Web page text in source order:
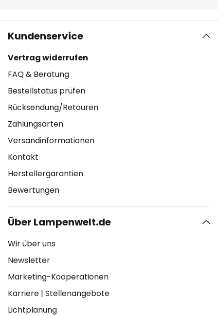
Kundenservice
Vertrag widerrufen
FAQ & Beratung
Bestellstatus prüfen
Rücksendung/Retouren
Zahlungsarten
Versandinformationen
Kontakt
Herstellergarantien
Bewertungen
Über Lampenwelt.de
Wir über uns
Newsletter
Marketing-Kooperationen
Karriere | Stellenangebote
Lichtplanung